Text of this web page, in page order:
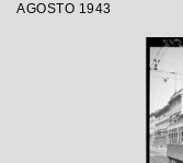
(dipinto di
visibilità
gancio e uno
sul finestrino.
articoli
AGOSTO 1943